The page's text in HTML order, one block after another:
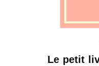
Le petit